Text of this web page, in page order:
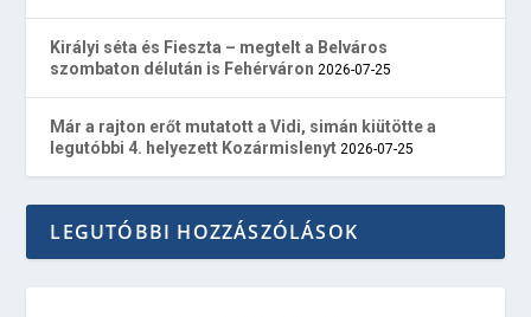
Királyi séta és Fieszta – megtelt a Belváros
szombaton délután is Fehérváron 2026-07-25
Már a rajton erőt mutatott a Vidi, simán kiütötte a
legutóbbi 4. helyezett Kozármislenyt 2026-07-25
LEGUTÓBBI HOZZÁSZÓLÁSOK